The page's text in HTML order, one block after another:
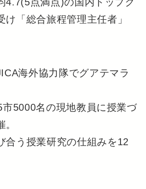
け「総合旅程管理主任者」
海外協力隊でグアテマラ
5000名の現地教員に授業づ
合う授業研究の仕組みを12